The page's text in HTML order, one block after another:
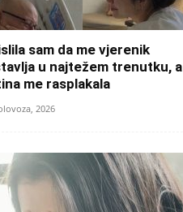
sam da me vjerenik
u najtežem trenutku, a
me rasplakala
2026